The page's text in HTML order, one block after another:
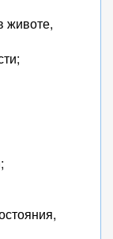
животе,